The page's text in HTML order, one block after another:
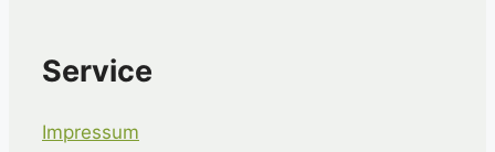
Service
Impressum